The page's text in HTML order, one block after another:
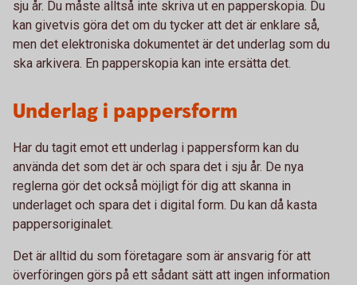
sju år. Du måste alltså inte skriva ut en papperskopia. Du
kan givetvis göra det om du tycker att det är enklare så,
men det elektroniska dokumentet är det underlag som du
ska arkivera. En papperskopia kan inte ersätta det.
Underlag i pappersform
Har du tagit emot ett underlag i pappersform kan du
använda det som det är och spara det i sju år. De nya
reglerna gör det också möjligt för dig att skanna in
underlaget och spara det i digital form. Du kan då kasta
pappersoriginalet.
Det är alltid du som företagare som är ansvarig för att
överföringen görs på ett sådant sätt att ingen information